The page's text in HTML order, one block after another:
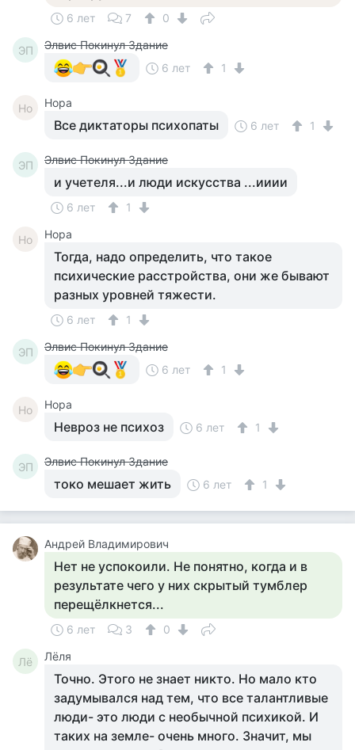
6 лет 7 0
ЭП
Элвис Покинул Здание
6 лет
1
Но Нора
Все диктаторы психопаты 6 лет 1
ЭП Элвис Покинул Здание
и учетеля...и люди искусства ...ииии
6 лет 1
Но Нора
Тогда, надо определить, что такое
психические расстройства, они же бывают
разных уровней тяжести.
6 лет 1
ЭП
Элвис Покинул Здание
6 лет
1
Но Нора
Невроз не психоз 6 лет 1
ЭП Элвис Покинул Здание
токо мешает жить 6 лет 1
Андрей Владимирович
Нет не успокоили. Не понятно, когда и в
результате чего у них скрытый тумблер
перещёлкнется...
6 лет 3 0
Лё Лёля
Точно. Этого не знает никто. Но мало кто
задумывался над тем, что все талантливые
люди- это люди с необычной психикой. И
таких на земле- очень много. Значит, мы